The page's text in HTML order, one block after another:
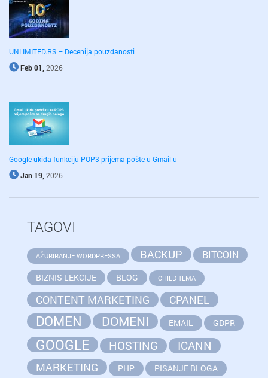
UNLIMITED.RS – Decenija pouzdanosti
Feb 01, 2026
Google ukida funkciju POP3 prijema pošte u Gmail-u
Jan 19, 2026
TAGOVI
AŽURIRANJE WORDPRESSA BACKUP BITCOIN
BIZNIS LEKCIJE BLOG CHILD TEMA
CONTENT MARKETING CPANEL
DOMEN DOMENI EMAIL GDPR
GOOGLE HOSTING ICANN
MARKETING PHP PISANJE BLOGA